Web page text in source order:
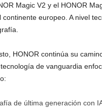
Magic V2 y el HONOR
continente europeo. A nivel
HONOR continúa su
de vanguardia
de última generación con